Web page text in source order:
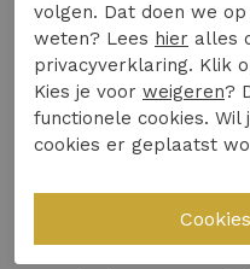
boven €99,-
Daaronder
verzending.
kunt binnen 14
aankoop
volgen. Dat doen we
weten? Lees hier alles
privacyverklaring. Klik
Kies je voor weigeren?
functionele cookies.
cookies er geplaatst